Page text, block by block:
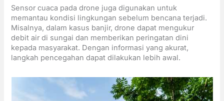
Sensor cuaca pada drone juga digunakan untuk
memantau kondisi lingkungan sebelum bencana terjadi.
Misalnya, dalam kasus banjir, drone dapat mengukur
debit air di sungai dan memberikan peringatan dini
kepada masyarakat. Dengan informasi yang akurat,
langkah pencegahan dapat dilakukan lebih awal.